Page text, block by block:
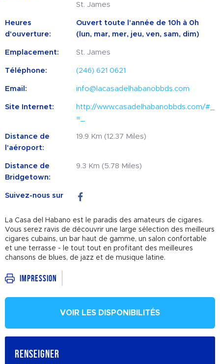
St. James
Heures
d'ouverture:
Ouvert toute l'année de 10h à 0h
(lun, mar, mer, jeu, ven, sam, dim)
Emplacement: St. James
Téléphone: (246) 621 0621
Email: info@lacasadelhabanobbds.com
Site Internet:
http://www.casadelhabanobbds.com/#_
=_
Distance de
l'aéroport:
19.9 Km (12.37 Miles)
Distance de
Bridgetown:
9.3 Km (5.78 Miles)
Suivez-nous sur
La Casa del Habano est le paradis des amateurs de cigares.
Vous serez ravis de découvrir une large sélection des meilleurs
cigares cubains, un bar haut de gamme, un salon confortable
et une terrasse - le tout tout en profitant des meilleures
chansons de blues, de jazz et de musique latine.
Impression
VOIR LES DISPONIBILITÉS
RENSEIGNER